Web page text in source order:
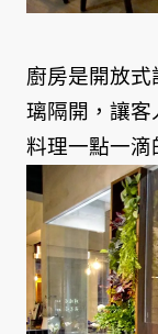
廚房是開放
璃隔開，讓
料理一點一滴